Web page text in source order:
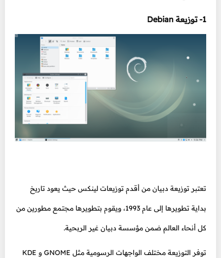
1- توزيعة Debian
تعتبر توزيعة دبيان من أقدم توزيعات لينكس حيث يعود تاريخ
بداية تطويرها إلى عام 1993، ويقوم بتطويرها مجتمع مطورين من
كل أنحاء العالم ضمن مؤسسة دبيان غير الربحية.
توفر التوزيعة مختلف الواجهات الرسومية مثل GNOME و KDE